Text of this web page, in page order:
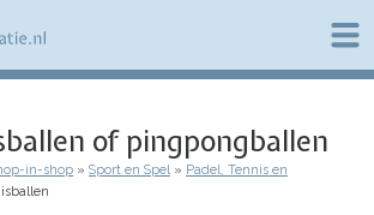
of pingpongballen
in-shop Sport en Spel
Padel, Tennis en